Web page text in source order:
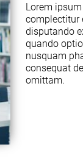
Lorem
complectitur
disputando
quando
nusquam
consequat
omittam.